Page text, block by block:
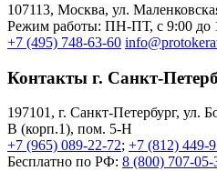
107113, Moсква, ул.
Режим работы: ПН-ПТ, с 9:00 до
+7 (495) 748-63-60
Контакты г. Санкт-
197101, г. Санкт-Петербург, ул.
В (корп.1), пом. 5-Н
+7 (965) 089-22-72; +7 (812) 449-
Бесплатно по РФ: 8 (800) 707-05-